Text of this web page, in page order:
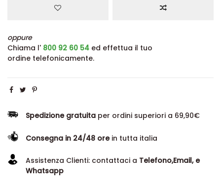
oppure
Chiama l' 800 92 60 54 ed effettua il tuo
ordine telefonicamente.
Spedizione gratuita per ordini superiori a 69,90€
Consegna in 24/48 orein tutta italia
Assistenza Clienti: contattaci a Telefono,Email, e
Whatsapp